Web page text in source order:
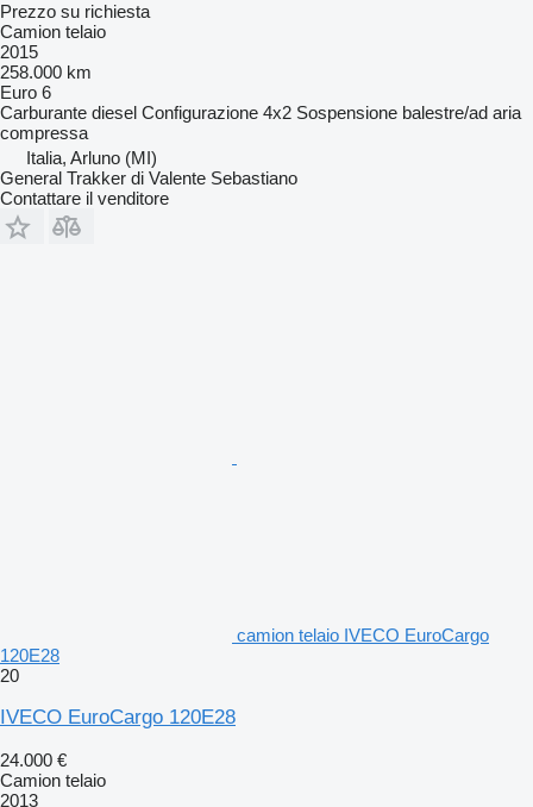
Prezzo su richiesta
Camion telaio
2015
258.000 km
Euro 6
Carburante diesel Configurazione 4x2 Sospensione balestre/ad aria
compressa
Italia, Arluno (MI)
General Trakker di Valente Sebastiano
Contattare il venditore
camion telaio IVECO EuroCargo
120E28
20
IVECO EuroCargo 120E28
24.000 €
Camion telaio
2013